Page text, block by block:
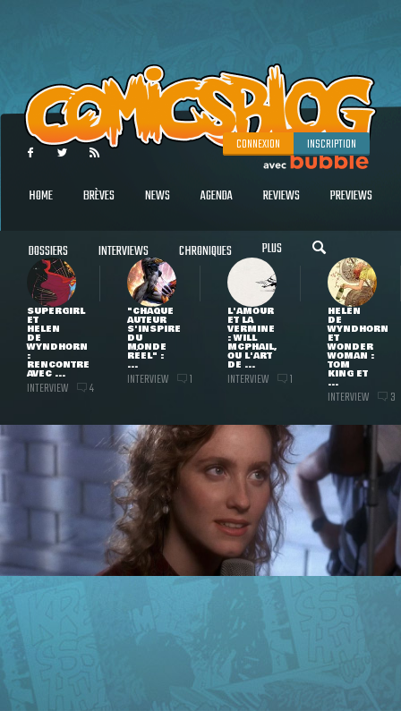
CONNEXION INSCRIPTION
HOME BRÈVES NEWS AGENDA REVIEWS PREVIEWS
DOSSIERS INTERVIEWS CHRONIQUES PLUS
SUPERGIRL
ET
HELEN
DE
WYNDHORN
:
RENCONTRE
AVEC ...
INTERVIEW 4
"CHAQUE
AUTEUR
S'INSPIRE
DU
MONDE
RÉEL" :
...
INTERVIEW 1
L'AMOUR
ET LA
VERMINE
: WILL
MCPHAIL,
OU L'ART
DE ...
INTERVIEW 1
HELEN
DE
WYNDHORN
ET
WONDER
WOMAN :
TOM
KING ET
...
INTERVIEW 3